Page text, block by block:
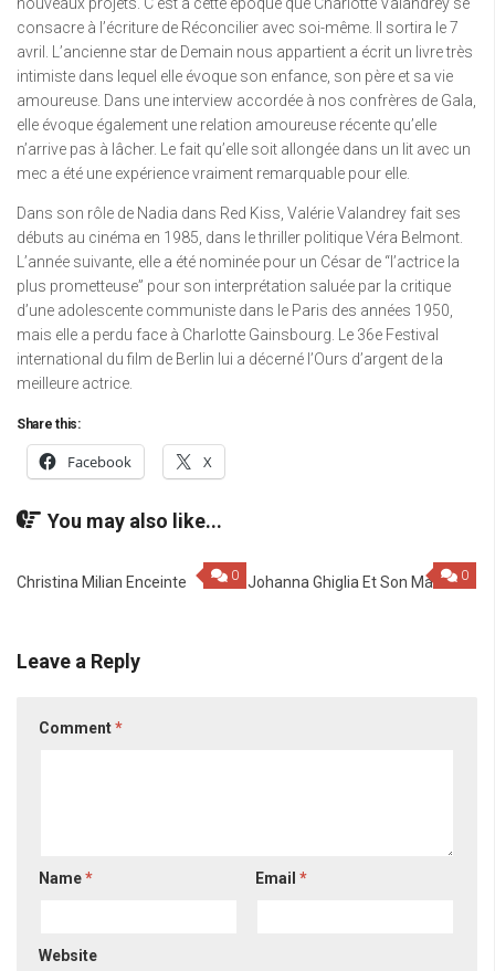
consacre à l’écriture de Réconcilier avec soi-même. Il sortira le 7
avril. L’ancienne star de Demain nous appartient a écrit un livre très
intimiste dans lequel elle évoque son enfance, son père et sa vie
amoureuse. Dans une interview accordée à nos confrères de Gala,
elle évoque également une relation amoureuse récente qu’elle
n’arrive pas à lâcher. Le fait qu’elle soit allongée dans un lit avec un
mec a été une expérience vraiment remarquable pour elle.
Dans son rôle de Nadia dans Red Kiss, Valérie Valandrey fait ses
débuts au cinéma en 1985, dans le thriller politique Véra Belmont.
L’année suivante, elle a été nominée pour un César de “l’actrice la
plus prometteuse” pour son interprétation saluée par la critique
d’une adolescente communiste dans le Paris des années 1950,
mais elle a perdu face à Charlotte Gainsbourg. Le 36e Festival
international du film de Berlin lui a décerné l’Ours d’argent de la
meilleure actrice.
Share this:
Facebook X
You may also like...
0
Christina Milian Enceinte 0
Johanna Ghiglia Et Son Mari
Leave a Reply
Comment*
Name* Email*
Website